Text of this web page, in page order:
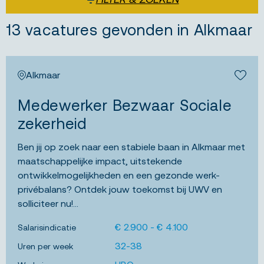
13 vacatures gevonden in Alkmaar
Alkmaar
Medewerker Bezwaar Sociale
zekerheid
Ben jij op zoek naar een stabiele baan in Alkmaar met
maatschappelijke impact, uitstekende
ontwikkelmogelijkheden en een gezonde werk-
privébalans? Ontdek jouw toekomst bij UWV en
solliciteer nu!...
Salarisindicatie € 2.900 - € 4.100
Uren per week 32-38